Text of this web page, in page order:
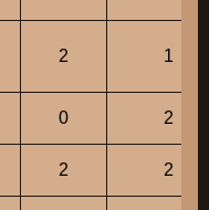
2 1
0 2
2 2